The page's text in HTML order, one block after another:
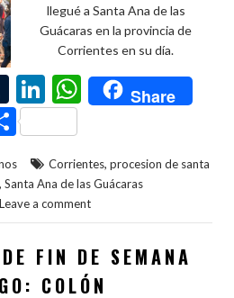
llegué a Santa Ana de las
Guácaras en la provincia de
Corrientes en su día.
T
u
m
bl
r
Li
n
ke
dI
n
W
s
A
p
p
Share
C
o
m
p
ti
Corrientes, procesion de santa
, Santa Ana de las Guácaras
Leave a comment
FIN DE SEMANA
COLÓN